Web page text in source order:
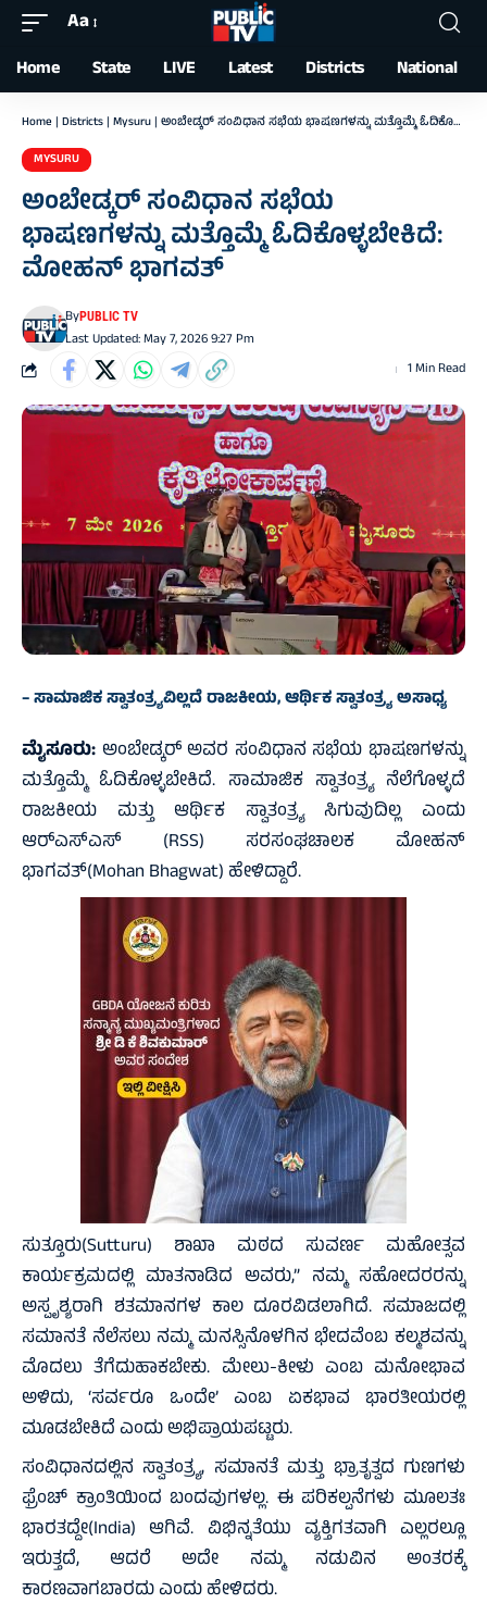
Font
Resizer
Aa
Home State LIVE Latest Districts National
Home | Districts | Mysuru | ಅಂಬೇಡ್ಕರ್ ಸಂವಿಧಾನ ಸಭೆಯ ಭಾಷಣಗಳನ್ನು ಮತ್ತೊಮ್ಮೆ ಓದಿಕೊಳ್ಳಬೇಕಿದೆ: ಮೋಹನ್ ಭಾಗವತ್
MYSURU
ಅಂಬೇಡ್ಕರ್ ಸಂವಿಧಾನ ಸಭೆಯ
ಭಾಷಣಗಳನ್ನು ಮತ್ತೊಮ್ಮೆ ಓದಿಕೊಳ್ಳಬೇಕಿದೆ:
ಮೋಹನ್ ಭಾಗವತ್
Last Updated: May 7, 2026 9:27 Pm
ByPUBLIC TV
1 Min Read
– ಸಾಮಾಜಿಕ ಸ್ವಾತಂತ್ರ್ಯವಿಲ್ಲದೆ ರಾಜಕೀಯ, ಆರ್ಥಿಕ ಸ್ವಾತಂತ್ರ್ಯ ಅಸಾಧ್ಯ
ಮೈಸೂರು: ಅಂಬೇಡ್ಕರ್ ಅವರ ಸಂವಿಧಾನ ಸಭೆಯ ಭಾಷಣಗಳನ್ನು
ಮತ್ತೊಮ್ಮೆ ಓದಿಕೊಳ್ಳಬೇಕಿದೆ. ಸಾಮಾಜಿಕ ಸ್ವಾತಂತ್ರ್ಯ ನೆಲೆಗೊಳ್ಳದೆ
ರಾಜಕೀಯ ಮತ್ತು ಆರ್ಥಿಕ ಸ್ವಾತಂತ್ರ್ಯ ಸಿಗುವುದಿಲ್ಲ ಎಂದು
ಆರ್‌ಎಸ್‌ಎಸ್ (RSS) ಸರಸಂಘಚಾಲಕ ಮೋಹನ್
ಭಾಗವತ್(Mohan Bhagwat) ಹೇಳಿದ್ದಾರೆ.
ಸುತ್ತೂರು(Sutturu) ಶಾಖಾ ಮಠದ ಸುವರ್ಣ ಮಹೋತ್ಸವ
ಕಾರ್ಯಕ್ರಮದಲ್ಲಿ ಮಾತನಾಡಿದ ಅವರು,” ನಮ್ಮ ಸಹೋದರರನ್ನು
ಅಸ್ಪೃಶ್ಯರಾಗಿ ಶತಮಾನಗಳ ಕಾಲ ದೂರವಿಡಲಾಗಿದೆ. ಸಮಾಜದಲ್ಲಿ
ಸಮಾನತೆ ನೆಲೆಸಲು ನಮ್ಮ ಮನಸ್ಸಿನೊಳಗಿನ ಭೇದವೆಂಬ ಕಲ್ಮಶವನ್ನು
ಮೊದಲು ತೆಗೆದುಹಾಕಬೇಕು. ಮೇಲು-ಕೀಳು ಎಂಬ ಮನೋಭಾವ
ಅಳಿದು, ‘ಸರ್ವರೂ ಒಂದೇ’ ಎಂಬ ಏಕಭಾವ ಭಾರತೀಯರಲ್ಲಿ
ಮೂಡಬೇಕಿದೆ ಎಂದು ಅಭಿಪ್ರಾಯಪಟ್ಟರು.
ಸಂವಿಧಾನದಲ್ಲಿನ ಸ್ವಾತಂತ್ರ್ಯ, ಸಮಾನತೆ ಮತ್ತು ಭ್ರಾತೃತ್ವದ ಗುಣಗಳು
ಫ್ರೆಂಚ್ ಕ್ರಾಂತಿಯಿಂದ ಬಂದವುಗಳಲ್ಲ. ಈ ಪರಿಕಲ್ಪನೆಗಳು ಮೂಲತಃ
ಭಾರತದ್ದೇ(India) ಆಗಿವೆ. ವಿಭಿನ್ನತೆಯು ವ್ಯಕ್ತಿಗತವಾಗಿ ಎಲ್ಲರಲ್ಲೂ
ಇರುತ್ತದೆ, ಆದರೆ ಅದೇ ನಮ್ಮ ನಡುವಿನ ಅಂತರಕ್ಕೆ
ಕಾರಣವಾಗಬಾರದು ಎಂದು ಹೇಳಿದರು.